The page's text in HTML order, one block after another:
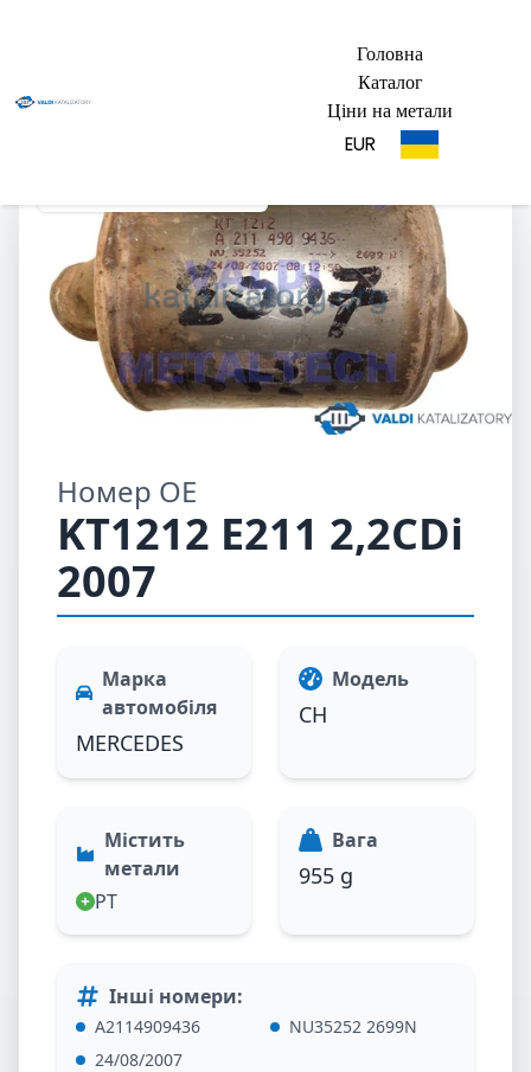
Головна
Каталог
Ціни на метали
EUR
Номер OE
KT1212 E211 2,2CDi
2007
Марка
автомобіля
MERCEDES
Модель
CH
Містить
метали
PT
Вага
955 g
Інші номери:
A2114909436
NU35252 2699N
24/08/2007